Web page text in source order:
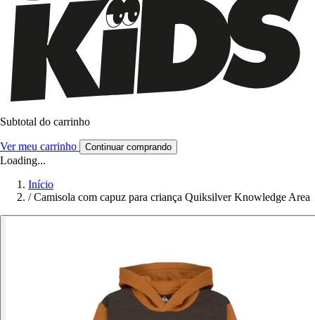
Subtotal do carrinho
Ver meu carrinho Continuar comprando
Loading...
Início
/ Camisola com capuz para criança Quiksilver Knowledge Area